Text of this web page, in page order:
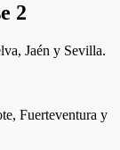
2
Jaén y Sevilla.
Fuerteventura y